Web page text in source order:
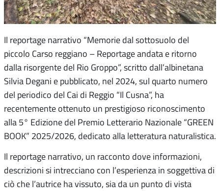
Il reportage narrativo “Memorie dal sottosuolo del
piccolo Carso reggiano – Reportage andata e ritorno
dalla risorgente del Rio Groppo”, scritto dall’albinetana
Silvia Degani e pubblicato, nel 2024, sul quarto numero
del periodico del Cai di Reggio “Il Cusna”, ha
recentemente ottenuto un prestigioso riconoscimento
alla 5° Edizione del Premio Letterario Nazionale “GREEN
BOOK” 2025/2026, dedicato alla letteratura naturalistica.
Il reportage narrativo, un racconto dove informazioni,
descrizioni si intrecciano con l’esperienza in soggettiva di
ciò che l’autrice ha vissuto, sia da un punto di vista